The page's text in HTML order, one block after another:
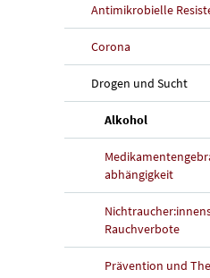
Antimikrobielle
Corona
Drogen und Sucht
Alkohol(aktuelle
abhängigkeit
Rauchverbote
Prävention und